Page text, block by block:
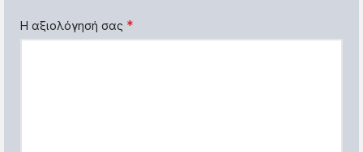
Η αξιολόγησή σας *